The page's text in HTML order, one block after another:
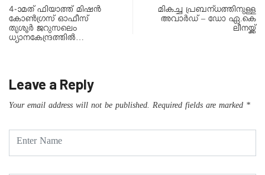
4-ാമത് ഫിയാത്ത് മിഷൻ
കോൺഗ്രസ് ഓഫീസ്
തൃശൂർ ജറുസലെം
ധ്യാനകേന്ദ്രത്തിൽ…
മികച്ച പ്രബന്‌ധത്തിനുള്ള
അവാർഡ് – ഡോ ഏ.കെ
ലീനയ്ക്ക്
Leave a Reply
Your email address will not be published. Required fields are marked *